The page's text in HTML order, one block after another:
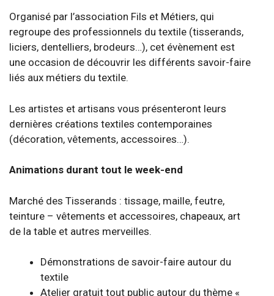
Organisé par l’association Fils et Métiers, qui
regroupe des professionnels du textile (tisserands,
liciers, dentelliers, brodeurs…), cet évènement est
une occasion de découvrir les différents savoir-faire
liés aux métiers du textile.
Les artistes et artisans vous présenteront leurs
dernières créations textiles contemporaines
(décoration, vêtements, accessoires…).
Animations durant tout le week-end
Marché des Tisserands : tissage, maille, feutre,
teinture – vêtements et accessoires, chapeaux, art
de la table et autres merveilles.
Démonstrations de savoir-faire autour du
textile
Atelier gratuit tout public autour du thème «